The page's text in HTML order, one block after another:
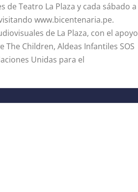
de Teatro La Plaza y cada sábado a
www.bicentenaria.pe.
de La Plaza, con el apoyo
The Children, Aldeas Infantiles SOS
Unidas para el